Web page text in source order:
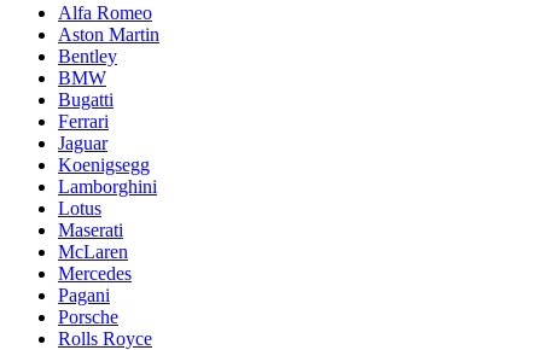
Alfa Romeo
Aston Martin
Bentley
BMW
Bugatti
Ferrari
Jaguar
Koenigsegg
Lamborghini
Lotus
Maserati
McLaren
Mercedes
Pagani
Porsche
Rolls Royce